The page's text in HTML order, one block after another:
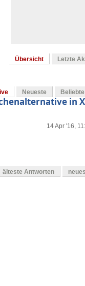
Übersicht Letzte
Neueste Beliebte
in
14 Apr '16,
älteste Antworten